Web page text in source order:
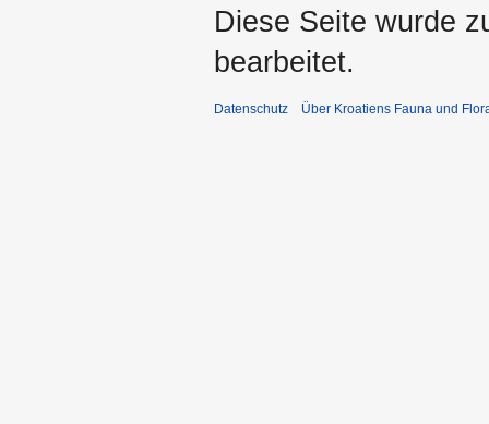
Diese Seite wurde
bearbeitet.
Datenschutz Über Kroatiens Fauna und